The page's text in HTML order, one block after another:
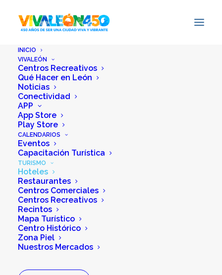
INICIO
VIVALEÓN
Centros Recreativos
Qué Hacer en León
Noticias
Conectividad
APP
App Store
Play Store
CALENDARIOS
Eventos
Capacitación Turística
TURISMO
Hoteles
Restaurantes
Centros Comerciales
Centros Recreativos
Recintos
Mapa Turístico
Centro Histórico
Zona Piel
Nuestros Mercados